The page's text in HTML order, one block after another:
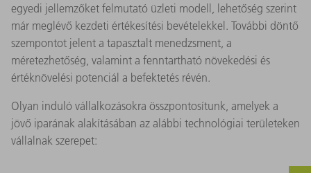
egyedi jellemzőket felmutató üzleti modell, lehetőség szerint
már meglévő kezdeti értékesítési bevételekkel. További döntő
szempontot jelent a tapasztalt menedzsment, a
méretezhetőség, valamint a fenntartható növekedési és
értéknövelési potenciál a befektetés révén.
Olyan induló vállalkozásokra összpontosítunk, amelyek a
jövő iparának alakításában az alábbi technológiai területeken
vállalnak szerepet: